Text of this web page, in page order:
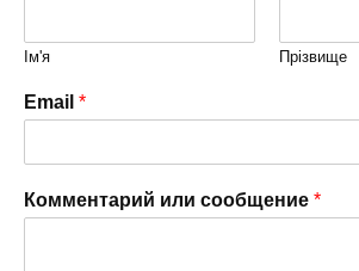
Ім'я Прізвище
Email *
Комментарий или сообщение *